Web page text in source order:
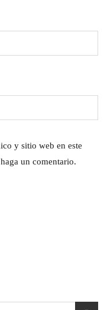
y sitio web en este
un comentario.